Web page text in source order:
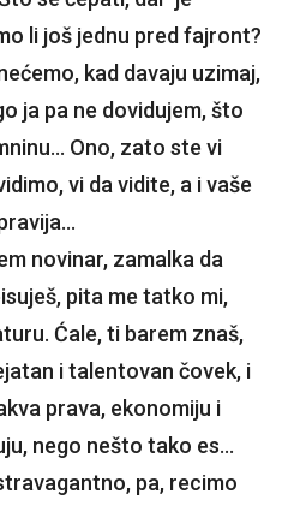
li još jednu pred fajront?
kad davaju uzimaj,
ja pa ne dovidujem, što
Ono, zato ste vi
vi da vidite, a i vaše
novinar, zamalka da
pita me tatko mi,
Ćale, ti barem znaš,
i talentovan čovek, i
prava, ekonomiju i
nego nešto tako es…
pa, recimo